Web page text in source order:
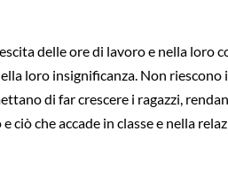
delle ore di lavoro e nella loro
loro insignificanza. Non
di far crescere i ragazzi,
e ciò che accade in classe e nella